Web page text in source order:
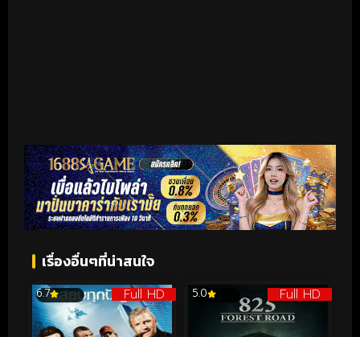
เรื่องอื่นๆที่น่าสนใจ
Full HD
6.7 Full HD
5.0